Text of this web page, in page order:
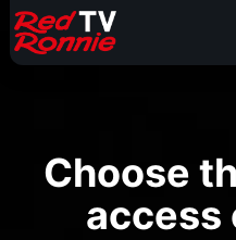
Choose
access